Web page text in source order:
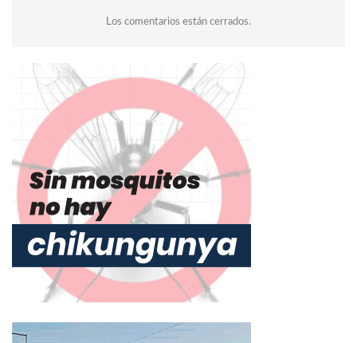
Los comentarios están cerrados.